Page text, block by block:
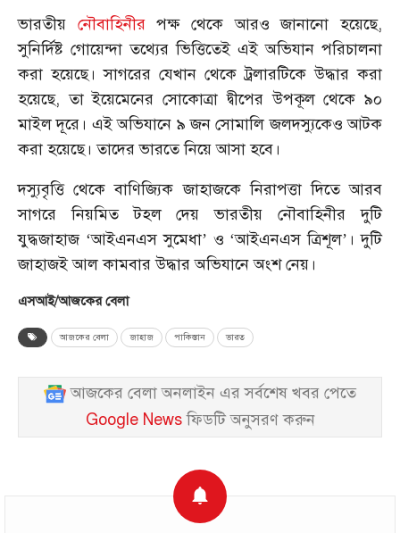
ভারতীয় নৌবাহিনীরপক্ষ থেকে আরও জানানো হয়েছে,
সুনির্দিষ্ট গোয়েন্দা তথ্যের ভিত্তিতেই এই অভিযান পরিচালনা
করা হয়েছে। সাগরের যেখান থেকে ট্রলারটিকে উদ্ধার করা
হয়েছে, তা ইয়েমেনের সোকোত্রা দ্বীপের উপকূল থেকে ৯০
মাইল দূরে। এই অভিযানে ৯ জন সোমালি জলদস্যুকেও আটক
করা হয়েছে। তাদের ভারতে নিয়ে আসা হবে।
দস্যুবৃত্তি থেকে বাণিজ্যিক জাহাজকে নিরাপত্তা দিতে আরব
সাগরে নিয়মিত টহল দেয় ভারতীয় নৌবাহিনীর দুটি
যুদ্ধজাহাজ ‘আইএনএস সুমেধা’ ও ‘আইএনএস ত্রিশূল’। দুটি
জাহাজই আল কামবার উদ্ধার অভিযানে অংশ নেয়।
এসআই/আজকের বেলা
আজকের বেলা জাহাজ পাকিস্তান ভারত
আজকের বেলা অনলাইন এর সর্বশেষ খবর পেতে
Google Newsফিডটি অনুসরণ করুন